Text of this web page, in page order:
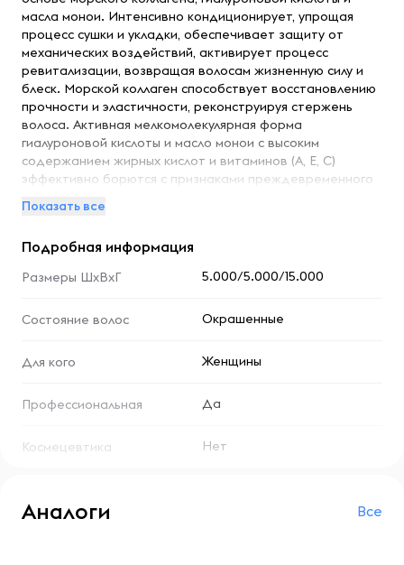
масла монои. Интенсивно кондиционирует, упрощая
процесс сушки и укладки, обеспечивает защиту от
механических воздействий, активирует процесс
ревитализации, возвращая волосам жизненную силу и
блеск. Морской коллаген способствует восстановлению
прочности и эластичности, реконструируя стержень
волоса. Активная мелкомолекулярная форма
гиалуроновой кислоты и масло монои с высоким
содержанием жирных кислот и витаминов (А, Е, С)
эффективно борются с признаками преждевременного
негативных внешних факторов окружающей среды,
истончению структуры волос, сохраняют и удерживают
влагу внутри стержня волоса. Обеспечивает
дополнительную защиту цвета, придает волосам
нанесите кондиционер на слегка влажные волосы.
водой.
Показать все
Подробная информация
Размеры ШхВхГ 5.000/5.000/15.000
Состояние волос Окрашенные
Для кого Женщины
Профессиональная Да
Космецевтика Нет
Аналоги Все